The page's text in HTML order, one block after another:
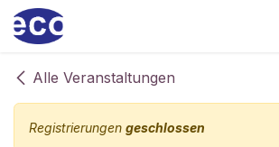
Zum Inhalt springen
Alle Veranstaltungen
Registrierungen geschlossen